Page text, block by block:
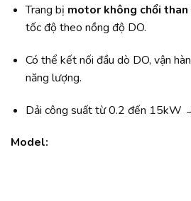
Trang bị motor không chổi than
tốc độ theo nồng độ DO.
Có thể kết nối đầu dò DO, vận
năng lượng.
Dải công suất từ 0.2 đến 15kW
Model: